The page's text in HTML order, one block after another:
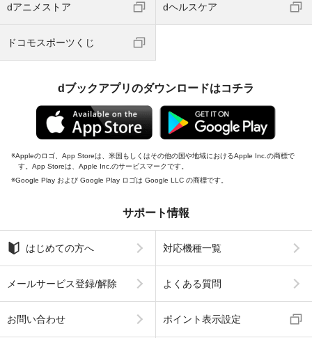
dアニメストア dヘルスケア
ドコモスポーツくじ
dブックアプリのダウンロードはコチラ
Appleのロゴ、App Storeは、米国もしくはその他の国や地域におけるApple Inc.の商標で
す。App Storeは、Apple Inc.のサービスマークです。
Google Play および Google Play ロゴは Google LLC の商標です。
サポート情報
はじめての方へ 対応機種一覧
メールサービス登録/解除 よくある質問
お問い合わせ ポイント表示設定